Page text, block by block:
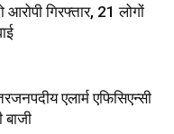
आरोपी गिरफ्तार, 21 लोगों
एलार्म एफिसिएन्सी
बाजी